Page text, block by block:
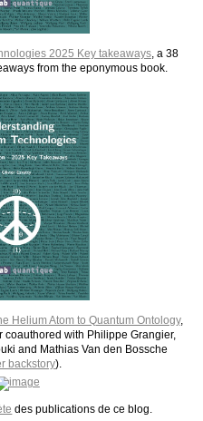
2025 Key takeaways, a 38
from the eponymous book.
Helium Atom to Quantum Ontology,
with Philippe Grangier,
and Mathias Van den Bossche
backstory).
des publications de ce blog.